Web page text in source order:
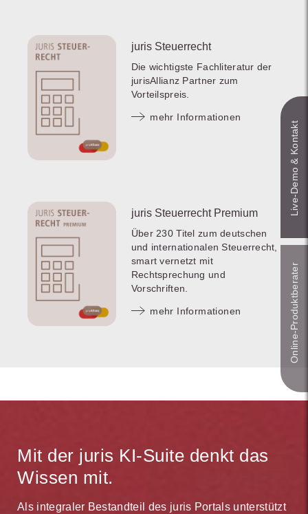
juris Steuerrecht
Die wichtigste Fachliteratur der
jurisAllianz Partner zum
Vorteilspreis.
mehr Informationen
juris Steuerrecht Premium
Über 230 Titel zum deutschen
und internationalen Steuerrecht,
smart vernetzt mit
Rechtsprechung und
Vorschriften.
mehr Informationen
Mit der juris KI-Suite denkt das
Wissen mit.
Als integraler Bestandteil des juris Portals unterstützt
Live‑Demo & Kontakt
Online-Produkt­berater